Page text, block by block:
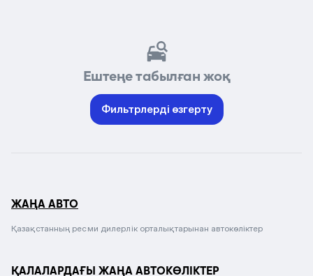
Ештеңе табылған жоқ
Фильтрлерді өзгерту
ЖАҢА АВТО
Қазақстанның ресми дилерлік орталықтарынан автокөліктер
ҚАЛАЛАРДАҒЫ ЖАҢА АВТОКӨЛІКТЕР